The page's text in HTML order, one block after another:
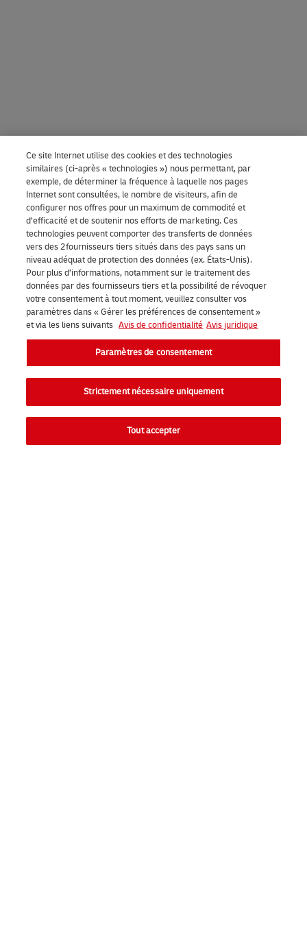
Ce site Internet utilise des cookies et des technologies
similaires (ci-après « technologies ») nous permettant, par
exemple, de déterminer la fréquence à laquelle nos pages
Internet sont consultées, le nombre de visiteurs, afin de
configurer nos offres pour un maximum de commodité et
d’efficacité et de soutenir nos efforts de marketing. Ces
technologies peuvent comporter des transferts de données
vers des 2fournisseurs tiers situés dans des pays sans un
niveau adéquat de protection des données (ex. États-Unis).
Pour plus d’informations, notamment sur le traitement des
données par des fournisseurs tiers et la possibilité de révoquer
votre consentement à tout moment, veuillez consulter vos
paramètres dans « Gérer les préférences de consentement »
et via les liens suivants Avis de confidentialité Avis juridique
Paramètres de consentement
Strictement nécessaire uniquement
Tout accepter